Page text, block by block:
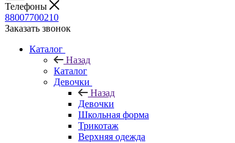
Телефоны
88007700210
Заказать звонок
Каталог
Назад
Каталог
Девочки
Назад
Девочки
Школьная форма
Трикотаж
Верхняя одежда